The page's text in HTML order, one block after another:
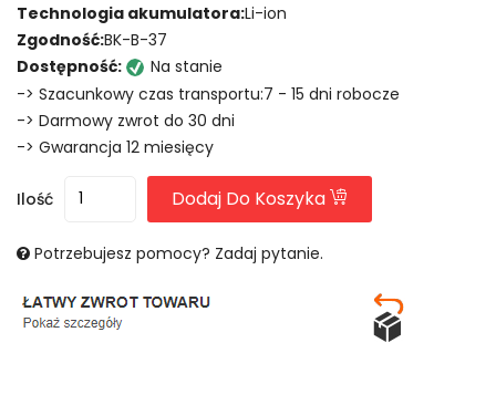
Technologia akumulatora:Li-ion
Zgodność:BK-B-37
Dostępność:
Na stanie
-> Szacunkowy czas transportu:7 - 15 dni robocze
-> Darmowy zwrot do 30 dni
-> Gwarancja 12 miesięcy
Ilość Dodaj Do Koszyka
Potrzebujesz pomocy? Zadaj pytanie.